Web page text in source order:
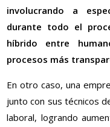
involucrando a
durante todo el
híbrido entre
procesos más
En otro caso, una
junto con sus técnicos
laboral, logrando